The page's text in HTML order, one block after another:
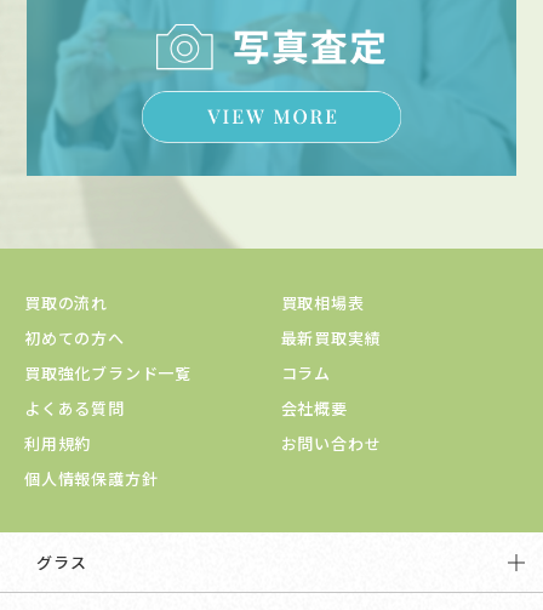
買取の流れ
買取相場表
初めての方へ
最新買取実績
買取強化ブランド一覧
コラム
よくある質問
会社概要
利用規約
お問い合わせ
個人情報保護方針
グラス